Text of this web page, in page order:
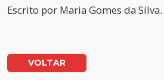
Escrito por Maria Gomes da Silva.
VOLTAR